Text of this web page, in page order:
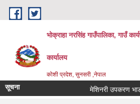
Skip to main content
भोक्राहा नरसिंह गाउँपालिका, गाउँ
कार्यालय
कोशी प्रदेश, सुनसरी ,नेपाल
सूचना मेशिनरी उपकरण